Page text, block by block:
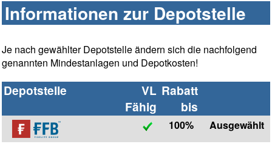
Informationen zur Depotstelle
Je nach gewählter Depotstelle ändern sich die nachfolgend
genannten Mindestanlagen und Depotkosten!
Depotstelle
VL
Fähig
Rabatt
bis
100%
Ausgewählt